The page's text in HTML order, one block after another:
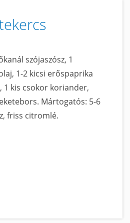
szójaszósz, 1
1-2 kicsi erőspaprika
1 kis csokor koriander,
Mártogatós: 5-6
friss citromlé.